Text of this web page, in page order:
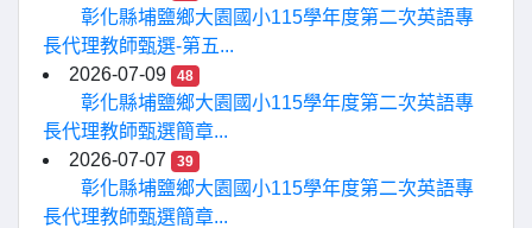
彰化縣埔鹽鄉大園國小115學年度第二次英語專
長代理教師甄選-第五...
2026-07-09
48
彰化縣埔鹽鄉大園國小115學年度第二次英語專
長代理教師甄選簡章...
2026-07-07
39
彰化縣埔鹽鄉大園國小115學年度第二次英語專
長代理教師甄選簡章...